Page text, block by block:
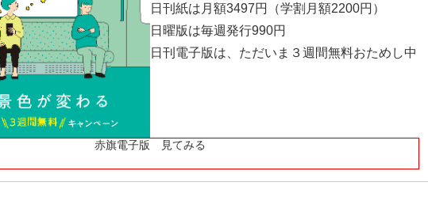
日刊紙は月額3497円（学割月額2200円）
日曜版は毎週発行990円
日刊電子版は、ただいま３週間無料おためし中
赤旗電子版 見てみる